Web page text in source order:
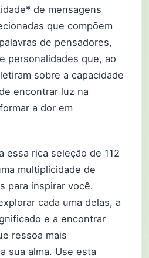
de mensagens
que compõem
de pensadores,
personalidades que, ao
sobre a capacidade
encontrar luz na
a dor em
essa rica seleção de 112
multiplicidade de
para inspirar você.
cada uma delas, a
e a encontrar
ressoa mais
sua alma. Use esta